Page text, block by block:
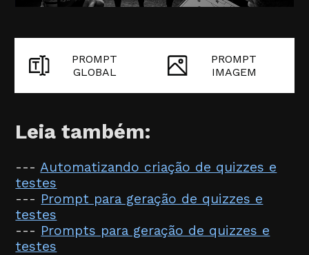
PROMPT
GLOBAL
PROMPT
IMAGEM
Leia também:
---Automatizando criação de quizzes e
testes
--- Prompt para geração de quizzes e
testes
--- Prompts para geração de quizzes e
testes